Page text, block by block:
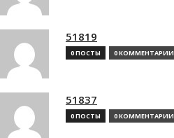
51819
0 ПОСТЫ 0 КОММЕНТАРИИ
51837
0 ПОСТЫ 0 КОММЕНТАРИИ